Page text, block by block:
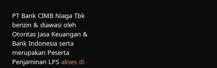
Perbankan Konsumen
Perbankan Syariah
PT Bank CIMB Niaga Tbk
berizin & diawasi oleh
Otoritas Jasa Keuangan &
Bank Indonesia serta
merupakan Peserta
Penjaminan LPS akses di